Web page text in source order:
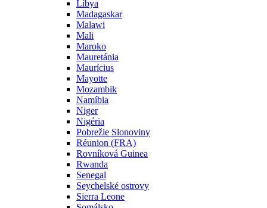
Líbya
Madagaskar
Malawi
Mali
Maroko
Mauretánia
Maurícius
Mayotte
Mozambik
Namíbia
Niger
Nigéria
Pobrežie Slonoviny
Réunion (FRA)
Rovníková Guinea
Rwanda
Senegal
Seychelské ostrovy
Sierra Leone